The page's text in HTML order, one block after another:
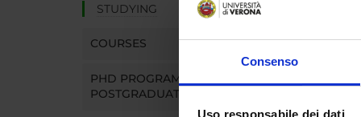
Consenso
Uso responsabile dei dati
STUDYING
COURSES
PHD PROGRAMMES AND
POSTGRADUATE TRAINING